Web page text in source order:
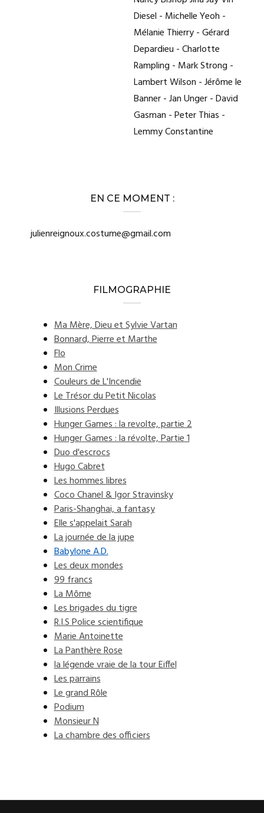
Diesel - Michelle Yeoh -
Mélanie Thierry - Gérard
Depardieu - Charlotte
Rampling - Mark Strong -
Lambert Wilson - Jérôme le
Banner - Jan Unger - David
Gasman - Peter Thias -
Lemmy Constantine
EN CE MOMENT :
julienreignoux.costume@gmail.com
FILMOGRAPHIE
Ma Mère, Dieu et Sylvie Vartan
Bonnard, Pierre et Marthe
Flo
Mon Crime
Couleurs de L'Incendie
Le Trésor du Petit Nicolas
Illusions Perdues
Hunger Games : la revolte, partie 2
Hunger Games : la révolte, Partie 1
Duo d'escrocs
Hugo Cabret
Les hommes libres
Coco Chanel & Igor Stravinsky
Paris-Shanghai, a fantasy
Elle s'appelait Sarah
La journée de la jupe
Babylone A.D.
Les deux mondes
99 francs
La Môme
Les brigades du tigre
R.I.S Police scientifique
Marie Antoinette
La Panthère Rose
la légende vraie de la tour Eiffel
Les parrains
Le grand Rôle
Podium
Monsieur N
La chambre des officiers